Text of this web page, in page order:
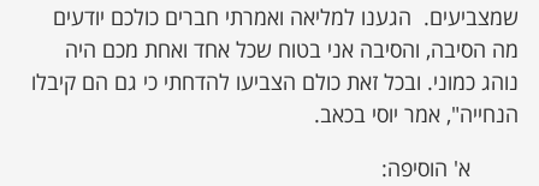
שמצביעים. הגענו למליאה ואמרתי חברים כולכם יודעים
מה הסיבה, והסיבה אני בטוח שכל אחד ואחת מכם היה
נוהג כמוני. ובכל זאת כולם הצביעו להדחתי כי גם הם קיבלו
הנחייה", אמר יוסי בכאב.
א' הוסיפה: